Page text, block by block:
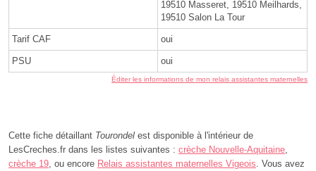
19510 Masseret, 19510 Meilhards,
19510 Salon La Tour
Tarif CAF oui
PSU oui
Éditer les informations de mon relais assistantes maternelles
Cette fiche détaillant Tourondel est disponible à l'intérieur de
LesCreches.fr dans les listes suivantes : crèche Nouvelle-Aquitaine
crèche 19 , ou encore Relais assistantes maternelles Vigeois . Vous avez